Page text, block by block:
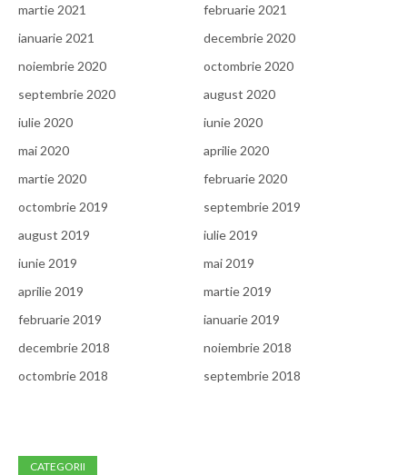
martie 2021
februarie 2021
ianuarie 2021
decembrie 2020
noiembrie 2020
octombrie 2020
septembrie 2020
august 2020
iulie 2020
iunie 2020
mai 2020
aprilie 2020
martie 2020
februarie 2020
octombrie 2019
septembrie 2019
august 2019
iulie 2019
iunie 2019
mai 2019
aprilie 2019
martie 2019
februarie 2019
ianuarie 2019
decembrie 2018
noiembrie 2018
octombrie 2018
septembrie 2018
CATEGORII